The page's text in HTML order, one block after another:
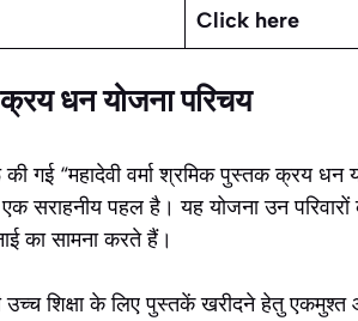
Click here
धन योजना परिचय
गई “महादेवी वर्मा श्रमिक पुस्तक क्रय धन
सराहनीय पहल है। यह योजना उन
का सामना करते हैं।
शिक्षा के लिए पुस्तकें खरीदने हेतु एकमुश्त